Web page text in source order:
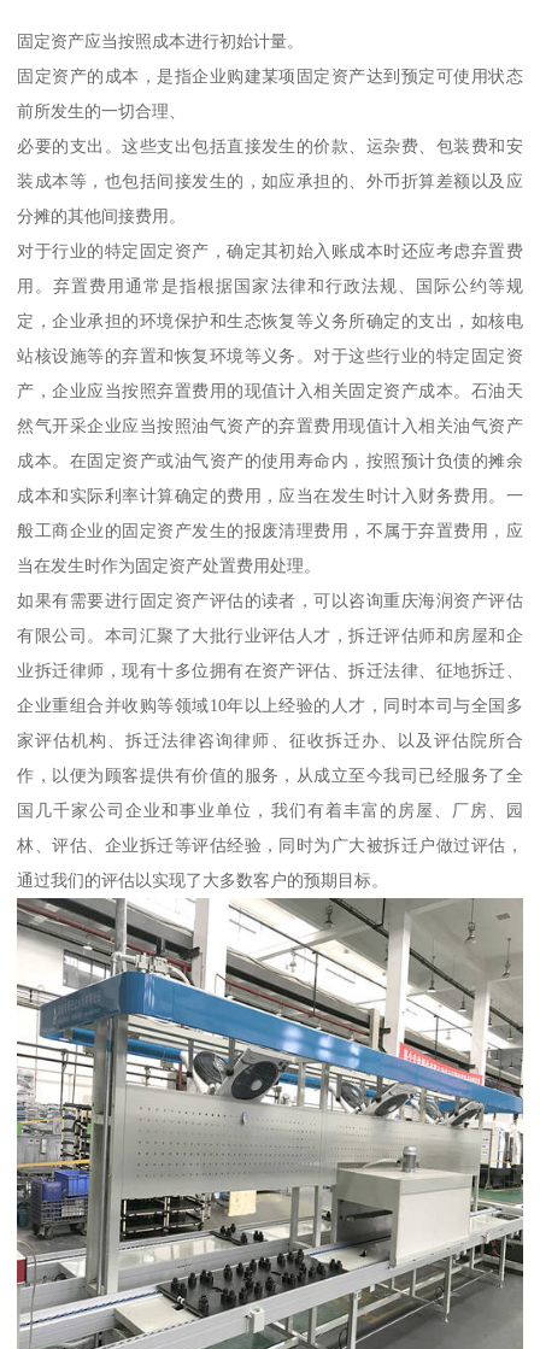
固定资产应当按照成本进行初始计量。
固定资产的成本，是指企业购建某项固定资产达到预定可使用状态
前所发生的一切合理、
必要的支出。这些支出包括直接发生的价款、运杂费、包装费和安
装成本等，也包括间接发生的，如应承担的、外币折算差额以及应
分摊的其他间接费用。
对于行业的特定固定资产，确定其初始入账成本时还应考虑弃置费
用。弃置费用通常是指根据国家法律和行政法规、国际公约等规
定，企业承担的环境保护和生态恢复等义务所确定的支出，如核电
站核设施等的弃置和恢复环境等义务。对于这些行业的特定固定资
产，企业应当按照弃置费用的现值计入相关固定资产成本。石油天
然气开采企业应当按照油气资产的弃置费用现值计入相关油气资产
成本。在固定资产或油气资产的使用寿命内，按照预计负债的摊余
成本和实际利率计算确定的费用，应当在发生时计入财务费用。一
般工商企业的固定资产发生的报废清理费用，不属于弃置费用，应
当在发生时作为固定资产处置费用处理。
如果有需要进行固定资产评估的读者，可以咨询重庆海润资产评估
有限公司。本司汇聚了大批行业评估人才，拆迁评估师和房屋和企
业拆迁律师，现有十多位拥有在资产评估、拆迁法律、征地拆迁、
企业重组合并收购等领域10年以上经验的人才，同时本司与全国多
家评估机构、拆迁法律咨询律师、征收拆迁办、以及评估院所合
作，以便为顾客提供有价值的服务，从成立至今我司已经服务了全
国几千家公司企业和事业单位，我们有着丰富的房屋、厂房、园
林、评估、企业拆迁等评估经验，同时为广大被拆迁户做过评估，
通过我们的评估以实现了大多数客户的预期目标。